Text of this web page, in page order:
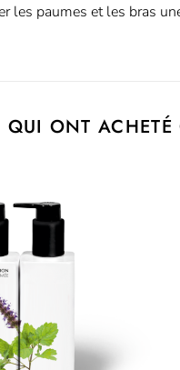
les paumes et les bras
QUI ONT